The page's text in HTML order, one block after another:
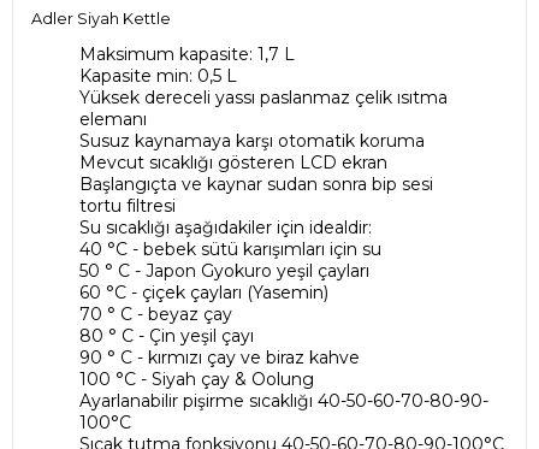
Adler Siyah Kettle
Maksimum kapasite: 1,7 L
Kapasite min: 0,5 L
Yüksek dereceli yassı paslanmaz çelik ısıtma
elemanı
Susuz kaynamaya karşı otomatik koruma
Mevcut sıcaklığı gösteren LCD ekran
Başlangıçta ve kaynar sudan sonra bip sesi
tortu filtresi
Su sıcaklığı aşağıdakiler için idealdir:
40 °C - bebek sütü karışımları için su
50 ° C - Japon Gyokuro yeşil çayları
60 °C - çiçek çayları (Yasemin)
70 ° C - beyaz çay
80 ° C - Çin yeşil çayı
90 ° C - kırmızı çay ve biraz kahve
100 °C - Siyah çay & Oolung
Ayarlanabilir pişirme sıcaklığı 40-50-60-70-80-90-
100°C
Sıcak tutma fonksiyonu 40-50-60-70-80-90-100°C